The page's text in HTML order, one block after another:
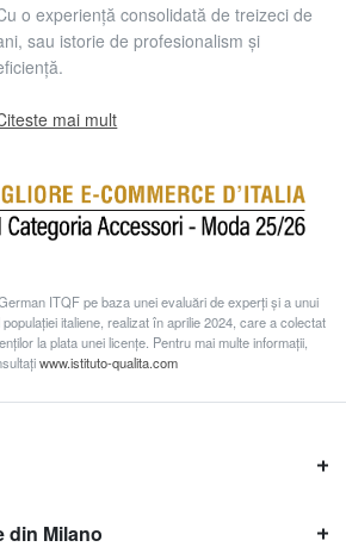
o experiență consolidată de treizeci de
sau istorie de profesionalism și
mai mult
ITQF pe baza unei evaluări de experți și a unui
italiene, realizat în aprilie 2024, care a colectat
la plata unei licențe. Pentru mai multe informații,
www.istituto-qualita.com
din Milano